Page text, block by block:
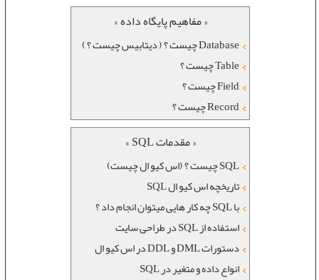
« مفاهیم پایگاه داده »
Database چیست ؟ ( دیتابیس چیست ؟ )
Table چیست ؟
Field چیست ؟
Record چیست ؟
« مقدمات SQL »
SQL چیست ؟ (اس کیو ال چیست)
تاریخچه اس کیو ال SQL
با SQL چه کار هایی میتوان انجام داد ؟
استفاده از SQL در طراحی سایت
دستورات DML و DDL در اس کیو ال
انواع داده و متغیر در SQL